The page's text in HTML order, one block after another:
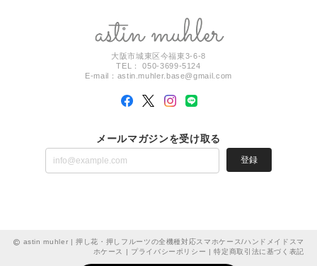
大阪市城東区今福東3-6-8
TEL： 050-3699-5124
E-mail： astin.muhler.base@gmail.com
メールマガジンを受け取る
登録
astin muhler | 押し花・押しフルーツの全機種対応スマホケース/ハンドメイドスマ
ホケース | プライバシーポリシー |特定商取引法に基づく表記